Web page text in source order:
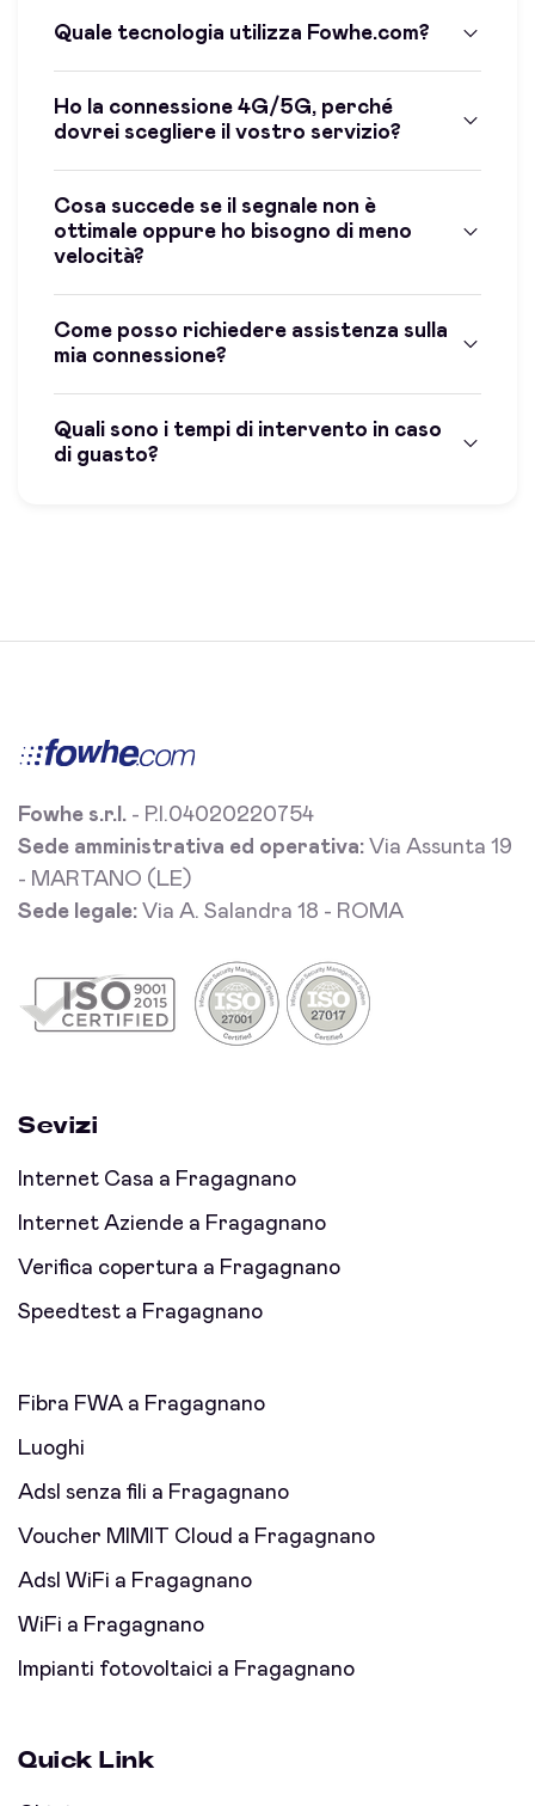
Quale tecnologia utilizza Fowhe.com?
Ho la connessione 4G/5G, perché
dovrei scegliere il vostro servizio?
Cosa succede se il segnale non è
ottimale oppure ho bisogno di meno
velocità?
Come posso richiedere assistenza sulla
mia connessione?
Quali sono i tempi di intervento in caso
di guasto?
Fowhe s.r.l. - P.I.04020220754
Sede amministrativa ed operativa: Via Assunta 19
- MARTANO (LE)
Sede legale: Via A. Salandra 18 - ROMA
Sevizi
Internet Casa a Fragagnano
Internet Aziende a Fragagnano
Verifica copertura a Fragagnano
Speedtest a Fragagnano
Fibra FWA a Fragagnano
Luoghi
Adsl senza fili a Fragagnano
Voucher MIMIT Cloud a Fragagnano
Adsl WiFi a Fragagnano
WiFi a Fragagnano
Impianti fotovoltaici a Fragagnano
Quick Link